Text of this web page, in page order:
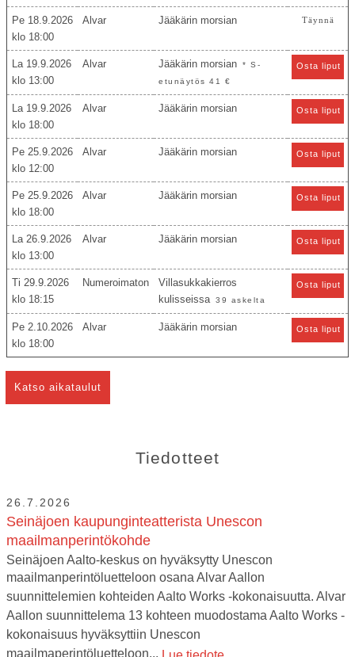
Pe 18.9.2026
18:00
Alvar Jääkärin morsian Täynnä
La 19.9.2026
13:00
Alvar Jääkärin morsian
* S-
etunäytös 41 €
Osta liput
La 19.9.2026
18:00
Alvar Jääkärin morsian Osta liput
Pe 25.9.2026
12:00
Alvar Jääkärin morsian Osta liput
Pe 25.9.2026
18:00
Alvar Jääkärin morsian Osta liput
La 26.9.2026
13:00
Alvar Jääkärin morsian Osta liput
Ti 29.9.2026
18:15
Numeroimaton
Villasukkakierros
kulisseissa
39 askelta
Osta liput
Pe 2.10.2026
18:00
Alvar Jääkärin morsian Osta liput
Katso aikataulut
Tiedotteet
26.7.2026
Seinäjoen kaupunginteatterista Unescon
maailmanperintökohde
Seinäjoen Aalto-keskus on hyväksytty Unescon
maailmanperintöluetteloon osana Alvar Aallon
suunnittelemien kohteiden Aalto Works -kokonaisuutta. Alvar
Aallon suunnittelema 13 kohteen muodostama Aalto Works -
kokonaisuus hyväksyttiin Unescon